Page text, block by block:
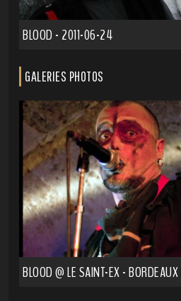
BLOOD - 2011-06-24
GALERIES PHOTOS
BLOOD @ LE SAINT-EX -